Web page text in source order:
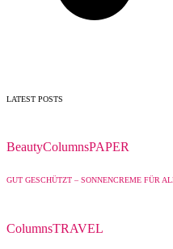
LATEST POSTS
BeautyColumnsPAPER
GUT GESCHÜTZT – SONNENCREME FÜR
ColumnsTRAVEL